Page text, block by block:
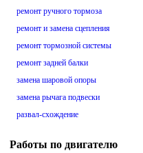
ремонт ручного тормоза
ремонт и замена сцепления
ремонт тормозной системы
ремонт задней балки
замена шаровой опоры
замена рычага подвески
развал-схождение
Работы по двигателю